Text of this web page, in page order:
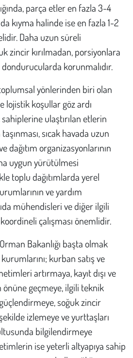
parça etler en fazla 3-4
kıyma halinde ise en fazla 1-2
Daha uzun süreli
zincir kırılmadan, porsiyonlara
korunmalıdır.
yönlerinden biri olan
lojistik koşullar göz ardı
ulaştırılan etlerin
sıcak havada uzun
dağıtım organizasyonlarının
uygun yürütülmesi
toplu dağıtımlarda yerel
ve yardım
mühendisleri ve diğer ilgili
çalışması önemlidir.
Bakanlığı başta olmak
kurban satış ve
artırmaya, kayıt dışı ve
geçmeye, ilgili teknik
soğuk zincir
izlemeye ve yurttaşları
bilgilendirmeye
ise yeterli altyapıya sahip